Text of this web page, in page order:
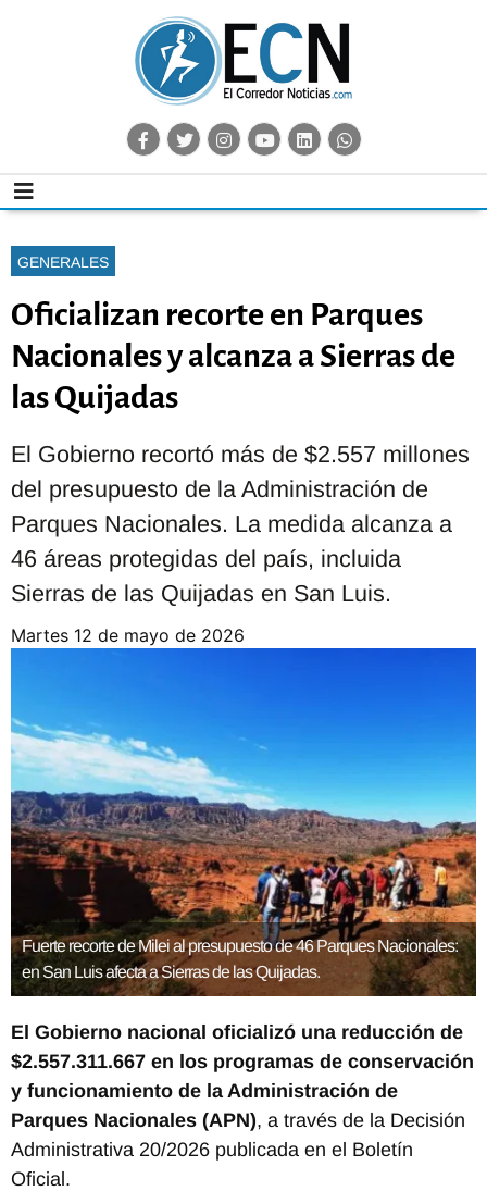
GENERALES
Oficializan recorte en Parques
Nacionales y alcanza a Sierras de
las Quijadas
El Gobierno recortó más de $2.557 millones
del presupuesto de la Administración de
Parques Nacionales. La medida alcanza a
46 áreas protegidas del país, incluida
Sierras de las Quijadas en San Luis.
martes 12 de mayo de 2026
Fuerte recorte de Milei al presupuesto de 46 Parques Nacionales:
en San Luis afecta a Sierras de las Quijadas.
El Gobierno nacional oficializó una reducción de
$2.557.311.667 en los programas de conservación
y funcionamiento de la Administración de
Parques Nacionales (APN), a través de la Decisión
Administrativa 20/2026 publicada en el Boletín
Oficial.